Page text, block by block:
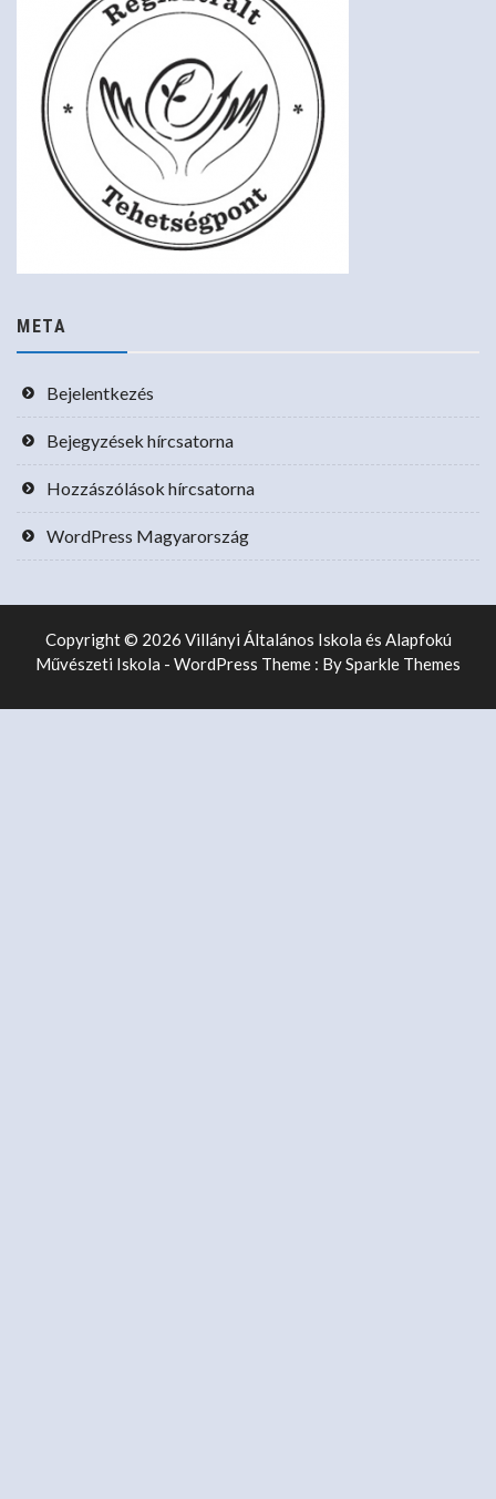
META
Bejelentkezés
Bejegyzések hírcsatorna
Hozzászólások hírcsatorna
WordPress Magyarország
Copyright © 2026 Villányi Általános Iskola és Alapfokú
Művészeti Iskola - WordPress Theme : BySparkle Themes